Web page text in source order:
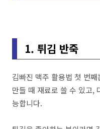
1. 튀김 반죽
김빠진 맥주 활용법 첫 번
만들 때 재료로 쓸 수 있고,
능합니다.